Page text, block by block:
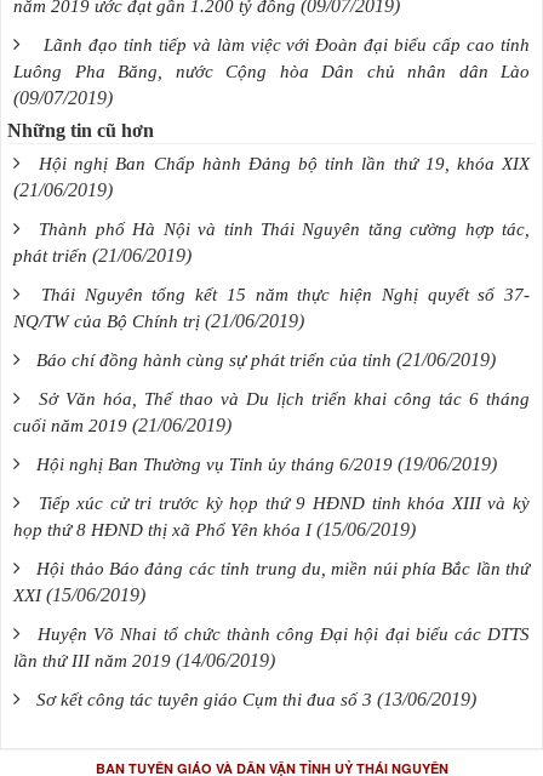
năm 2019 ước đạt gần 1.200 tỷ đồng (09/07/2019)
Lãnh đạo tỉnh tiếp và làm việc với Đoàn đại biểu cấp cao tỉnh
Luông Pha Băng, nước Cộng hòa Dân chủ nhân dân Lào
(09/07/2019)
Những tin cũ hơn
Hội nghị Ban Chấp hành Đảng bộ tỉnh lần thứ 19, khóa XIX
(21/06/2019)
Thành phố Hà Nội và tỉnh Thái Nguyên tăng cường hợp tác,
phát triển (21/06/2019)
Thái Nguyên tổng kết 15 năm thực hiện Nghị quyết số 37-
NQ/TW của Bộ Chính trị (21/06/2019)
Báo chí đồng hành cùng sự phát triển của tỉnh (21/06/2019)
Sở Văn hóa, Thể thao và Du lịch triển khai công tác 6 tháng
cuối năm 2019 (21/06/2019)
Hội nghị Ban Thường vụ Tỉnh ủy tháng 6/2019 (19/06/2019)
Tiếp xúc cử tri trước kỳ họp thứ 9 HĐND tỉnh khóa XIII và kỳ
họp thứ 8 HĐND thị xã Phổ Yên khóa I (15/06/2019)
Hội thảo Báo đảng các tỉnh trung du, miền núi phía Bắc lần thứ
XXI (15/06/2019)
Huyện Võ Nhai tổ chức thành công Đại hội đại biểu các DTTS
lần thứ III năm 2019 (14/06/2019)
Sơ kết công tác tuyên giáo Cụm thi đua số 3 (13/06/2019)
BAN TUYÊN GIÁO VÀ DÂN VẬN TỈNH UỶ THÁI NGUYÊN